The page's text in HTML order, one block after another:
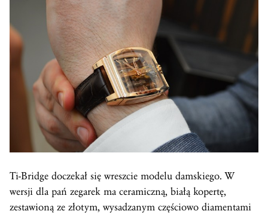
Ti-Bridge doczekał się wreszcie modelu damskiego. W
wersji dla pań zegarek ma ceramiczną, białą kopertę,
zestawioną ze złotym, wysadzanym częściowo diamentami